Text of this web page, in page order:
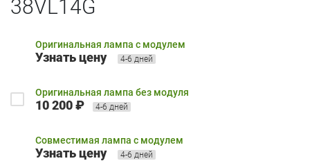
38VL14G
Оригинальная лампа с модулем
Узнать цену 4-6 дней
Оригинальная лампа без модуля
10 200 ₽ 4-6 дней
Совместимая лампа с модулем
Узнать цену 4-6 дней